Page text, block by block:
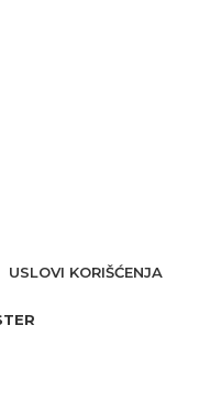
USLOVI KORIŠĆENJA